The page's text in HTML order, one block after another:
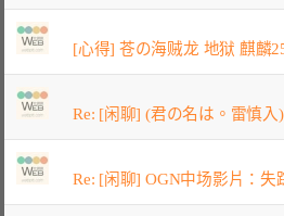
[心得] 苍の海贼龙 地狱 麒麟
Re: [闲聊] (君の名は。雷慎
Re: [闲聊] OGN中场影片：失